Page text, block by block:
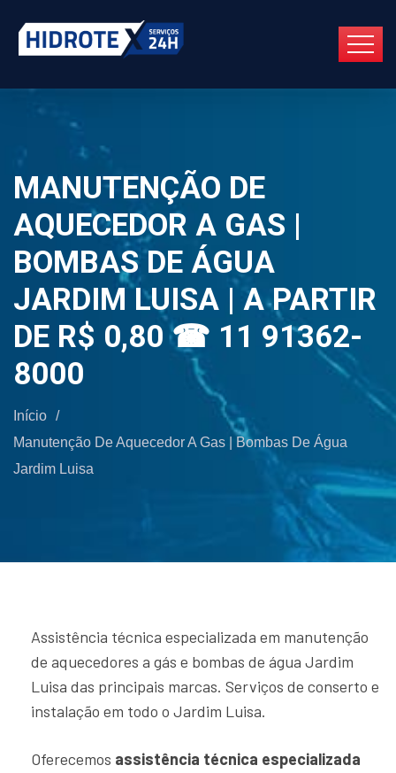
MANUTENÇÃO DE
AQUECEDOR A GAS |
BOMBAS DE ÁGUA
JARDIM LUISA | A PARTIR
DE R$ 0,80 ☎ 11 91362-
8000
Início /
Manutenção De Aquecedor A Gas | Bombas De Água
Jardim Luisa
Assistência técnica especializada em manutenção
de aquecedores a gás e bombas de água Jardim
Luisa das principais marcas. Serviços de conserto e
instalação em todo o Jardim Luisa.
Oferecemos assistência técnica especializada